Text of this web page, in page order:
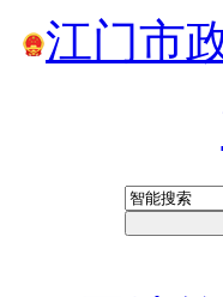
江门市